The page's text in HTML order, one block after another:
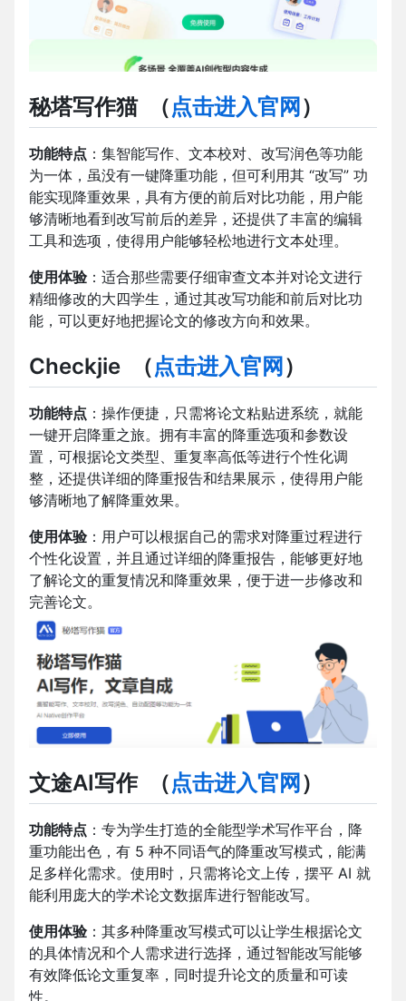
秘塔写作猫（点击进入官网 ）
功能特点 ：集智能写作、文本校对、改写润色等功能
为一体，虽没有一键降重功能，但可利用其 “改写” 功
能实现降重效果，具有方便的前后对比功能，用户能
够清晰地看到改写前后的差异，还提供了丰富的编辑
工具和选项，使得用户能够轻松地进行文本处理。
使用体验：适合那些需要仔细审查文本并对论文进行
精细修改的大四学生，通过其改写功能和前后对比功
能，可以更好地把握论文的修改方向和效果。
Checkjie （点击进入官网 ）
功能特点 ：操作便捷，只需将论文粘贴进系统，就能
一键开启降重之旅。拥有丰富的降重选项和参数设
置，可根据论文类型、重复率高低等进行个性化调
整，还提供详细的降重报告和结果展示，使得用户能
够清晰地了解降重效果。
使用体验：用户可以根据自己的需求对降重过程进行
个性化设置，并且通过详细的降重报告，能够更好地
了解论文的重复情况和降重效果，便于进一步修改和
完善论文。
文途AI写作（点击进入官网 ）
功能特点 ：专为学生打造的全能型学术写作平台，降
重功能出色，有 5 种不同语气的降重改写模式，能满
足多样化需求。使用时，只需将论文上传，摆平 AI 就
能利用庞大的学术论文数据库进行智能改写。
使用体验：其多种降重改写模式可以让学生根据论文
的具体情况和个人需求进行选择，通过智能改写能够
有效降低论文重复率，同时提升论文的质量和可读
性。